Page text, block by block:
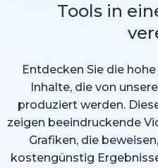
Tools in
Entdecken Sie die
Inhalte, die von
produziert werden.
zeigen beeindruckende
Grafiken, die
kostengünstig